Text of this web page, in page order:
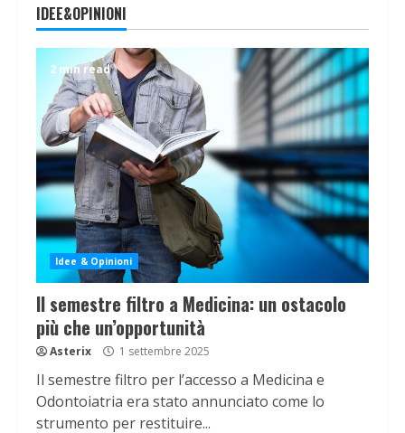
IDEE&OPINIONI
2 min read
Idee & Opinioni
Il semestre filtro a Medicina: un ostacolo
più che un’opportunità
Asterix 1 settembre 2025
Il semestre filtro per l’accesso a Medicina e
Odontoiatria era stato annunciato come lo
strumento per restituire...